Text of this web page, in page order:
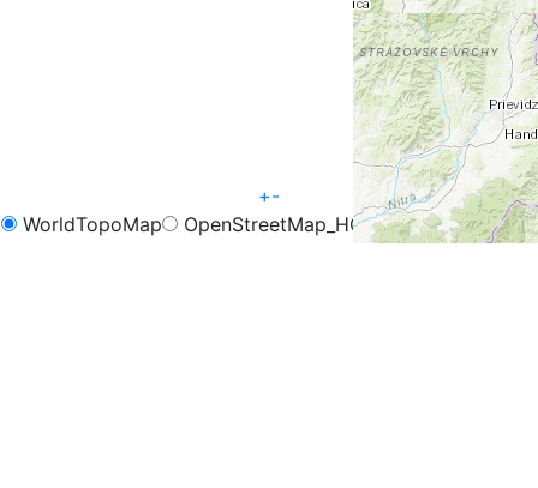
+-
WorldTopoMap
OpenStreetMap_HOT
OpenCycleMap